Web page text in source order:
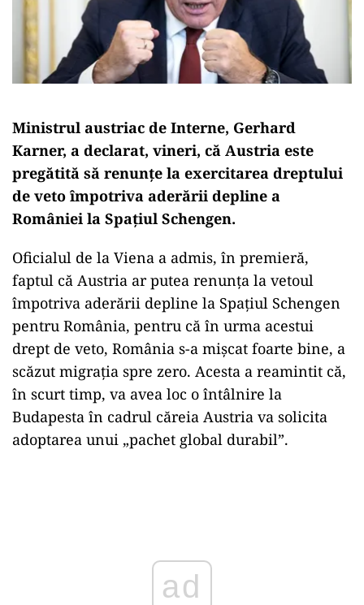
Ministrul austriac de Interne, Gerhard
Karner, a declarat, vineri, că Austria este
pregătită să renunțe la exercitarea dreptului
de veto împotriva aderării depline a
României la Spațiul Schengen.
Oficialul de la Viena a admis, în premieră,
faptul că Austria ar putea renunța la vetoul
împotriva aderării depline la Spațiul Schengen
pentru România, pentru că în urma acestui
drept de veto, România s-a mișcat foarte bine, a
scăzut migrația spre zero. Acesta a reamintit că,
în scurt timp, va avea loc o întâlnire la
Budapesta în cadrul căreia Austria va solicita
adoptarea unui „pachet global durabil”.